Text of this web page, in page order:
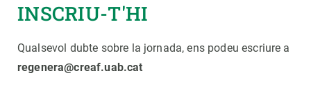
INSCRIU-T'HI
Qualsevol dubte sobre la jornada, ens podeu escriure a
regenera@creaf.uab.cat